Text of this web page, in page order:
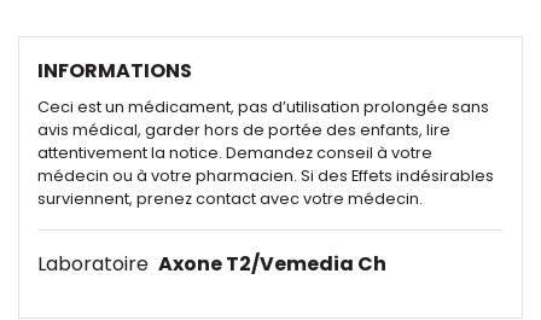
INFORMATIONS
Ceci est un médicament, pas d’utilisation prolongée sans
avis médical, garder hors de portée des enfants, lire
attentivement la notice. Demandez conseil à votre
médecin ou à votre pharmacien. Si des Effets indésirables
surviennent, prenez contact avec votre médecin.
Laboratoire Axone T2/Vemedia Ch